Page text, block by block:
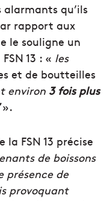
qu’ils
rapport aux
le souligne un
13 : « les
et de boutteilles
environ 3 fois plus
».
FSN 13 précise
de boissons
présence de
provoquant